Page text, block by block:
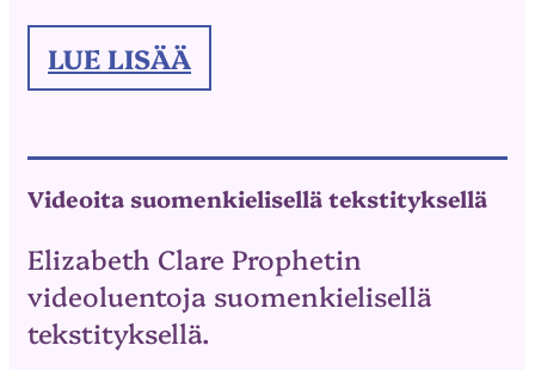
LUE LISÄÄ
Videoita suomenkielisellä tekstityksellä
Elizabeth Clare Prophetin
videoluentoja suomenkielisellä
tekstityksellä.